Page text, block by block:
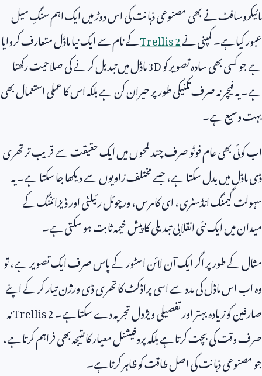
مائیکروسافٹ نے بھی مصنوعی ذہانت کی اس دوڑ میں ایک اہم سنگِ میل
عبور کیا ہے۔ کمپنی نےTrellis 2کے نام سے ایک نیا ماڈل متعارف کروایا
ہے جو کسی بھی سادہ تصویر کو3Dماڈل میں تبدیل کرنے کی صلاحیت رکھتا
ہے۔ یہ فیچر نہ صرف تکنیکی طور پر حیران کن ہے بلکہ اس کا عملی استعمال بھی
بہت وسیع ہے۔
اب کوئی بھی عام فوٹو صرف چند لمحوں میں ایک حقیقت سے قریب تر تھری
ڈی ماڈل میں بدل سکتا ہے، جسے مختلف زاویوں سے دیکھا جا سکتا ہے۔ یہ
سہولت گیمنگ انڈسٹری، ای کامرس، ورچوئل رئیلٹی اور ڈیزائننگ کے
میدان میں ایک نئی انقلابی تبدیلی کا پیش خیمہ ثابت ہو سکتی ہے۔
مثال کے طور پر اگر ایک آن لائن اسٹور کے پاس صرف ایک تصویر ہے، تو
وہ اب اس ماڈل کی مدد سے اسی پراڈکٹ کا تھری ڈی ورژن تیار کر کے اپنے
صارفین کو زیادہ بہتر اور تفصیلی ویژول تجربہ دے سکتا ہے۔Trellis 2نہ
صرف وقت کی بچت کرتا ہے بلکہ پروفیشنل معیار کا نتیجہ بھی فراہم کرتا ہے،
جو مصنوعی ذہانت کی اصل طاقت کو ظاہر کرتا ہے۔